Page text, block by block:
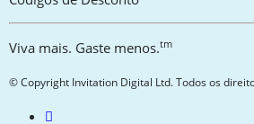
Viva mais. Gaste menos.tm
© Copyright Invitation Digital Ltd. Todos os